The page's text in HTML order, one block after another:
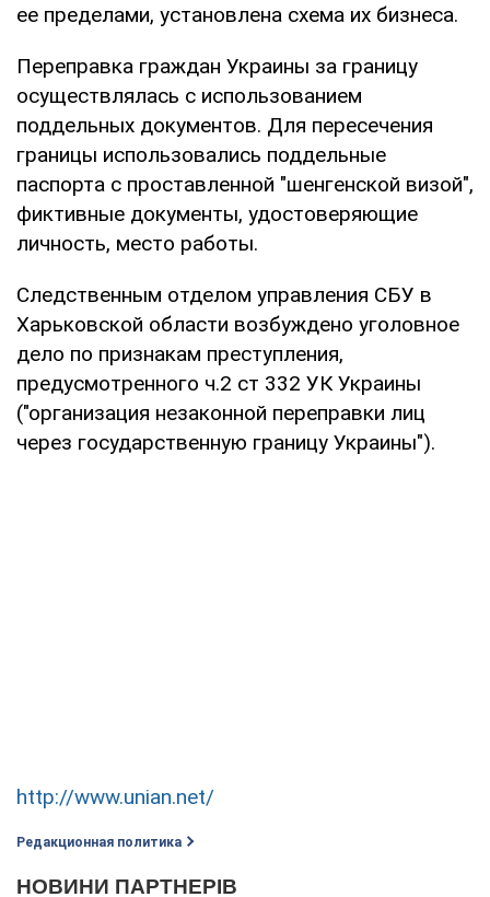
ее пределами, установлена схема их бизнеса.
Переправка граждан Украины за границу
осуществлялась с использованием
поддельных документов. Для пересечения
границы использовались поддельные
паспорта с проставленной "шенгенской визой",
фиктивные документы, удостоверяющие
личность, место работы.
Следственным отделом управления СБУ в
Харьковской области возбуждено уголовное
дело по признакам преступления,
предусмотренного ч.2 ст 332 УК Украины
("организация незаконной переправки лиц
через государственную границу Украины").
http://www.unian.net/
Редакционная политика